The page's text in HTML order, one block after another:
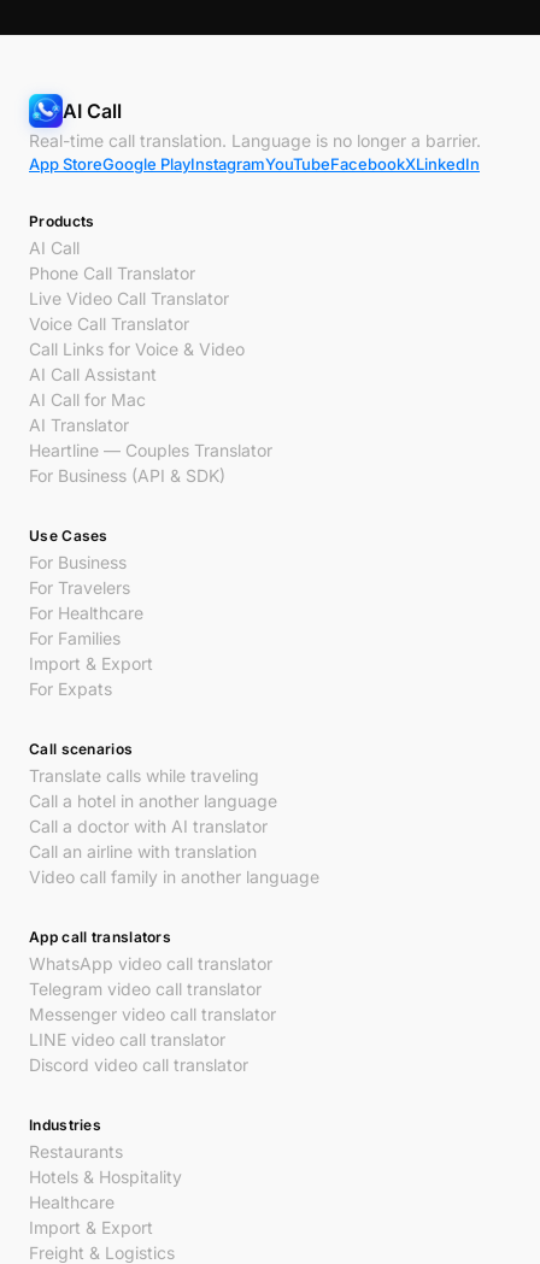
AI Call
Real-time call translation. Language is no longer a barrier.
App StoreGoogle PlayInstagramYouTubeFacebookXLinkedIn
Products
AI Call
Phone Call Translator
Live Video Call Translator
Voice Call Translator
Call Links for Voice & Video
AI Call Assistant
AI Call for Mac
AI Translator
Heartline — Couples Translator
For Business (API & SDK)
Use Cases
For Business
For Travelers
For Healthcare
For Families
Import & Export
For Expats
Call scenarios
Translate calls while traveling
Call a hotel in another language
Call a doctor with AI translator
Call an airline with translation
Video call family in another language
App call translators
WhatsApp video call translator
Telegram video call translator
Messenger video call translator
LINE video call translator
Discord video call translator
Industries
Restaurants
Hotels & Hospitality
Healthcare
Import & Export
Freight & Logistics